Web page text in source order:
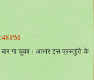
PM
बार गा चुका। आभार इस प्रस्तुति के